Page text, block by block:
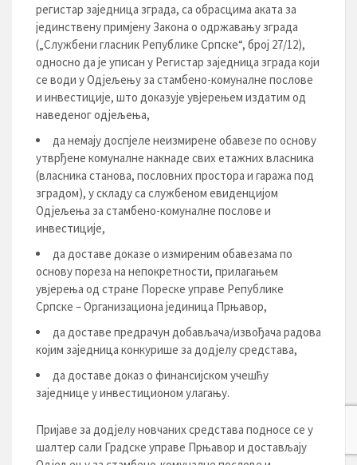
регистар заједница зграда, са обрасцима аката за
јединствену примјену Закона о одржавању зграда
(„Службени гласник Републике Српске“, број 27/12),
односно да је уписан у Регистар заједница зграда који
се води у Одјељењу за стамбено-комуналне послове
и инвестиције, што доказује увјерењем издатим од
наведеног одјељења,
да немају доспјеле неизмирене обавезе по основу
утврђене комуналне накнаде свих етажних власника
(власника станова, пословних простора и гаража под
зградом), у складу са службеном евиденцијом
Одјељења за стамбено-комуналне послове и
инвестиције,
да доставе доказе о измиреним обавезама по
основу пореза на непокретности, прилагањем
увјерења од стране Пореске управе Републике
Српске – Организациона јединица Прњавор,
да доставе предрачун добављача/извођача радова
којим заједница конкурише за додјелу средстава,
да доставе доказ о финансијском учешћу
заједнице у инвестиционом улагању.
Пријаве за додјелу новчаних средстава подносе се у
шалтер сали Градске управе Прњавор и достављају